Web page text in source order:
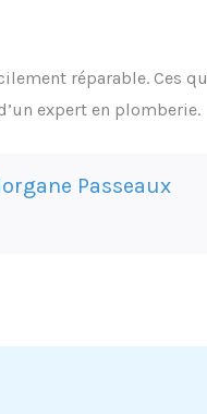
réparable. Ces
expert en plomberie.
Passeaux